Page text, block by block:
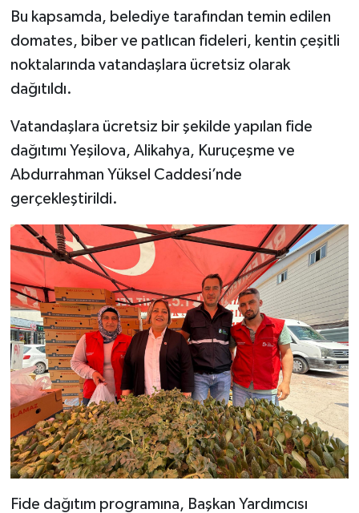
Bu kapsamda, belediye tarafından temin edilen
domates, biber ve patlıcan fideleri, kentin çeşitli
noktalarında vatandaşlara ücretsiz olarak
dağıtıldı.
Vatandaşlara ücretsiz bir şekilde yapılan fide
dağıtımı Yeşilova, Alikahya, Kuruçeşme ve
Abdurrahman Yüksel Caddesi’nde
gerçekleştirildi.
Fide dağıtım programına, Başkan Yardımcısı